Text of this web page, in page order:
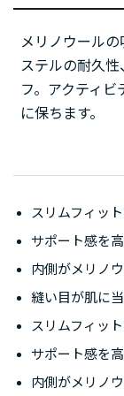
メリノウール
ステルの耐久
フ。アクティ
に保ちます。
スリムフィッ
サポート感を
内側がメリノ
縫い目が肌に
スリムフィッ
サポート感を
内側がメリノ